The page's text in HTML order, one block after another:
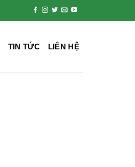
TIN TỨC LIÊN HỆ